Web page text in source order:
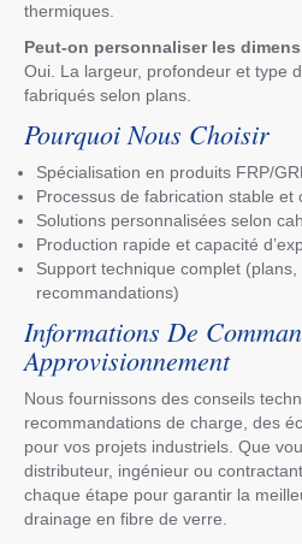
thermiques.
Peut-on personnaliser les
Oui. La largeur, profondeur et type
fabriqués selon plans.
Pourquoi Nous Choisir
Spécialisation en produits FRP/
Processus de fabrication stable et
Solutions personnalisées selon
Production rapide et capacité
Support technique complet (plans,
recommandations)
Informations De
Approvisionnement
Nous fournissons des conseils
recommandations de charge, des
pour vos projets industriels. Que
distributeur, ingénieur ou
chaque étape pour garantir la
drainage en fibre de verre.